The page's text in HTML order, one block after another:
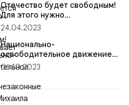
Отечество будет свободным!
Для этого нужно
отменить незаконные
решения Михаила Горбачева
24.04.2023
Национально-
освободительное движение
(НОД) — цели, дела и
06.10.2023